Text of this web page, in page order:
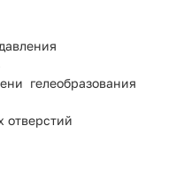
гелеобразования
отверстий